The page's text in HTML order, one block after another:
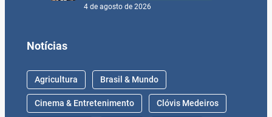
4 de agosto de 2026
Notícias
Agricultura Brasil & Mundo
Cinema & Entretenimento Clóvis Medeiros